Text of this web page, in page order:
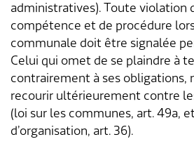
administratives). Toute violation
compétence et de procédure
communale doit être signalée
Celui qui omet de se plaindre à
contrairement à ses obligations,
recourir ultérieurement contre
(loi sur les communes, art. 49a,
d’organisation, art. 36).